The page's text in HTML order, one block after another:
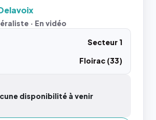
· En vidéo
Secteur 1
Floirac (33)
disponibilité à venir